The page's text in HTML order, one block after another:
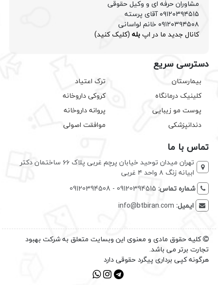
مشاوران حرفه ای و وکیل حقوقی
۰۹۱۲۰۳۹۴۵۱۵ آقای پرسته
۰۹۱۲۰۳۹۴۵۰۸ خانم لواسانی
کانال جدید ما در اپبله (کلیک کنید)
دسترسی سریع
بیمارستان
کلینیک درمانگاه
پوست مو زیبایی
دندانپزشکی
ترک اعتیاد
کروکی داروخانه
پروانه داروخانه
موافقت اصولی
تماس با ما
تهران میدان توحید خیابان پرچم غربی پلاک ۶۶ ساختمان دکتر
ابیانه زنگ ۸ واحد ۴ غربی
شماره تماس: 09120394515 - 09120394508
ایمیل: info@btbiran.com
کلیه حقوق مادی و معنوی این وبسایت متعلق به شرکت بهبود
تجارت برتر می باشد.
هرگونه کپی برداری پیگرد حقوقی دارد